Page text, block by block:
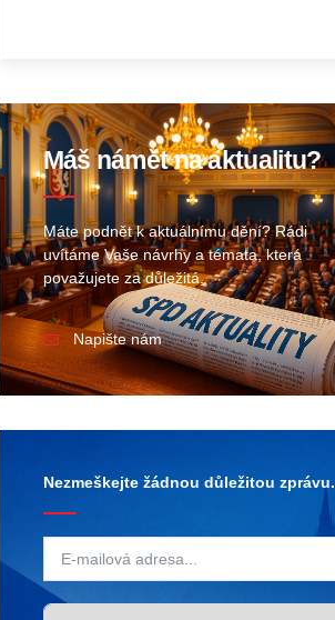
Máš námět na aktualitu?
Máte podnět k aktuálnímu dění? Rádi
uvítáme Vaše návrhy a témata, která
považujete za důležitá.
Napište nám
Nezmeškejte žádnou důležitou zprávu.